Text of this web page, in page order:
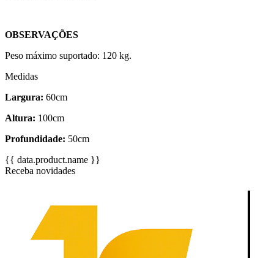
OBSERVAÇÕES
Peso máximo suportado: 120 kg.
Medidas
Largura: 60cm
Altura: 100cm
Profundidade: 50cm
{{ data.product.name }}
Receba novidades